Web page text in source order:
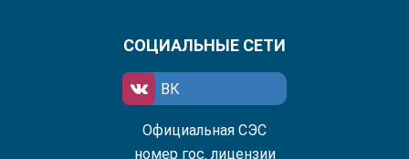
СОЦИАЛЬНЫЕ СЕТИ
ВК
Официальная СЭС
номер гос. лицензии